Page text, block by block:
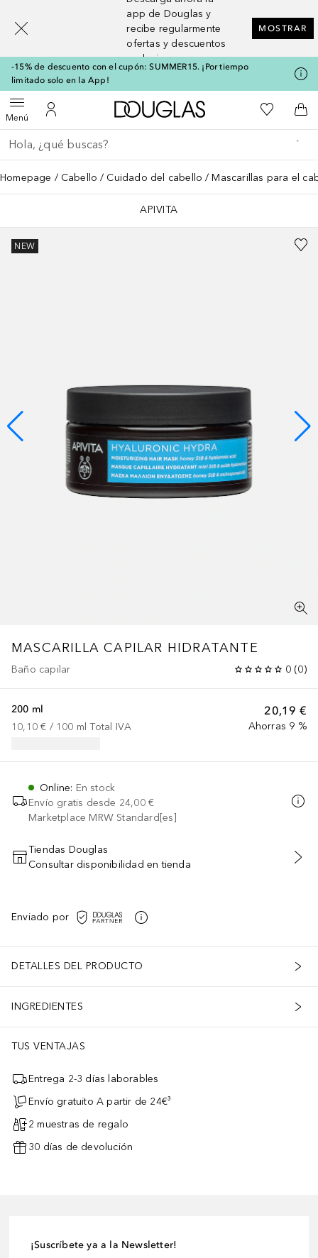
app de Douglas y
recibe regularmente
ofertas y descuentos
exclusivos
MOSTRAR
-15% de descuento con el cupón: SUMMER15. ¡Por tiempo
limitado solo en la App!
MenúAbrir menúMi cuenta
A Douglas HomeMi lista de
A
Regresar
Ejecutar búsqueda
Homepage Cabello Cuidado del cabello Mascarillas para el
APIVITA
NEW
MASCARILLA CAPILAR HIDRATANTE
Baño capilar 0 (0)
20,19 €
Ahorras 9 %
200 ml
10,10 € / 100 ml Total IVA
Online: En stock
Envío gratis desde 24,00 €
Marketplace MRW Standard[es]
AÑADIR AL CARRITO
Tiendas Douglas
Consultar disponibilidad en tienda
Enviado por
DETALLES DEL PRODUCTO
INGREDIENTES
TUS VENTAJAS
Entrega 2-3 días laborables
Envío gratuito A partir de 24€³
2 muestras de regalo
30 días de devolución
¡Suscríbete ya a la Newsletter!
[navigation.slideout.screenreader]